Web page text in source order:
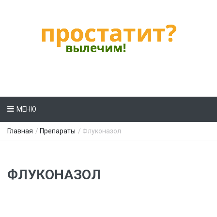
МЕНЮ
Главная / Препараты / Флуконазол
ФЛУКОНАЗОЛ